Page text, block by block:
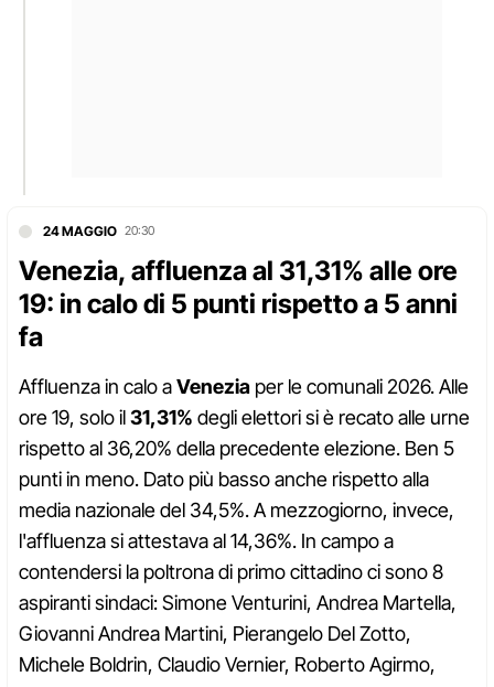
24 MAGGIO 20:30
Venezia, affluenza al 31,31% alle ore
19: in calo di 5 punti rispetto a 5 anni
fa
Affluenza in calo aVenezia per le comunali 2026. Alle
ore 19, solo il31,31% degli elettori si è recato alle urne
rispetto al 36,20% della precedente elezione. Ben 5
punti in meno. Dato più basso anche rispetto alla
media nazionale del 34,5%. A mezzogiorno, invece,
l'affluenza si attestava al 14,36%. In campo a
contendersi la poltrona di primo cittadino ci sono 8
aspiranti sindaci: Simone Venturini, Andrea Martella,
Giovanni Andrea Martini, Pierangelo Del Zotto,
Michele Boldrin, Claudio Vernier, Roberto Agirmo,